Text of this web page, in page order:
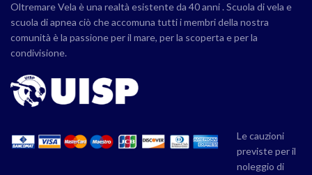
Oltremare Vela è una realtà esistente da 40 anni . Scuola di vela e
scuola di apnea ciò che accomuna tutti i membri della nostra
comunità è la passione per il mare, per la scoperta e per la
condivisione.
Le cauzioni
previste per il
noleggio di